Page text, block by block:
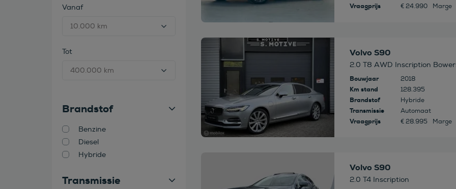
Vanaf
Tot
Brandstof
Benzine
Diesel
Hybride
Transmissie
Vraagprijs € 24.990 Marge
Bekijk deze auto Volvo S90
2.0 T8 AWD Inscription
Bouwjaar 2018
Km stand 128.395
Brandstof Hybride
Transmissie Automaat
Vraagprijs € 28.995 Marge
Volvo S90
2.0 T4 Inscription